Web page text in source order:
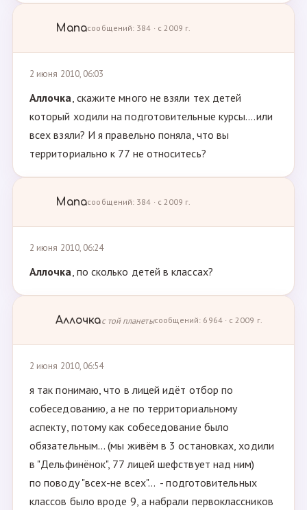
Мапасообщений: 384 · с 2009 г.
2 июня 2010, 06:03
Аллочка, скажите много не взяли тех детей
который ходили на подготовительные курсы....или
всех взяли? И я правельно поняла, что вы
территориально к 77 не относитесь?
Мапасообщений: 384 · с 2009 г.
2 июня 2010, 06:24
Аллочка, по сколько детей в классах?
Аллочкас той планетысообщений: 6964 · с 2009 г.
2 июня 2010, 06:54
я так понимаю, что в лицей идёт отбор по
собеседованию, а не по территориальному
аспекту, потому как собеседование было
обязательным... (мы живём в 3 остановках, ходили
в "Дельфинёнок", 77 лицей шефствует над ним)
по поводу "всех-не всех"... - подготовительных
классов было вроде 9, а набрали первоклассников